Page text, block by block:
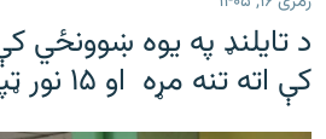
د تایلنډ په یوه ښوونځي
کې اته تنه مړه او ۱۵ نور ټپیان شوي دي